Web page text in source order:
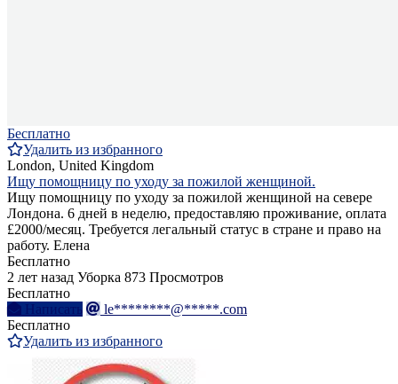
Бесплатно
Удалить из избранного
London, United Kingdom
Ищу помощницу по уходу за пожилой женщиной.
Ищу помощницу по уходу за пожилой женщиной на севере
Лондона. 6 дней в неделю, предоставляю проживание, оплата
£2000/месяц. Требуется легальный статус в стране и право на
работу. Елена
Бесплатно
2 лет назад Уборка 873 Просмотров
Бесплатно
Написать
le********@*****.com
Бесплатно
Удалить из избранного